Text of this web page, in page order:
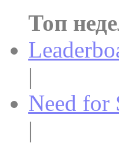
Топ
|
Need for
|